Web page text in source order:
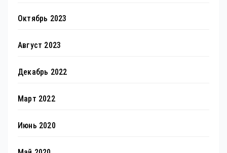
Октябрь 2023
Август 2023
Декабрь 2022
Март 2022
Июнь 2020